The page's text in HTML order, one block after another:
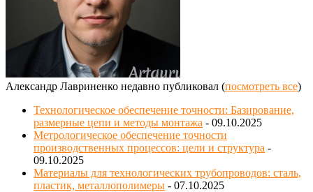
Александр Лавриненко недавно публиковал (посмотреть все)
Технологическое обеспечение точности: Базирование,
размерные цепи и методы монтажа - 09.10.2025
Метрологическое обеспечение точности
производственных процессов: цели и структура -
09.10.2025
Материалы для технологических трубопроводов: сталь,
пластик, металлополимеры - 07.10.2025